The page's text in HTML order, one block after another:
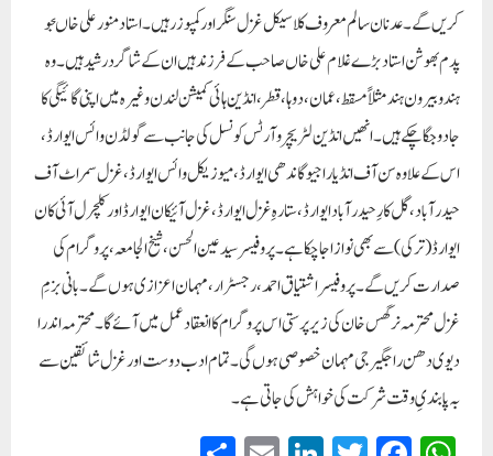
کریں گے۔ عدنان سالم معروف کلاسیکل غزل سنگر اور کمپوزر ہیں۔ استاد منور علی خاںجو
پدم بھوشن استاد بڑے غلام علی خاں صاحب کے فرزند ہیں ان کے شاگرد رشید ہیں ۔ وہ
ہندوبیرون ہند مثلاً مسقط، عمان ،دوہا، قطر،انڈین ہائی کمیشن لندن وغیرہ میں اپنی گائیگی کا
جادو جگا چکے ہیں۔ انھیں انڈین لٹریچر و آرٹس کونسل کی جانب سے گولڈن وائس ایوارڈ،
اس کے علاوہ سن آف انڈیا راجیو گاندھی ایوارڈ، میوزیکل وائس ایوارڈ،غزل سمراٹ آف
حیدرآباد، گل کارِ حیدرآباد ایوارڈ، ستارہِ غزل ایوارڈ،غزل آئیکان ایوارڈ اور کلچرل آئی کان
ایوارڈ (ترکی ) سے بھی نوازا جا چکا ہے۔ پروفیسرسید عین الحسن ، شیخ الجامعہ ، پروگرام کی
صدارت کریں گے۔ پروفیسر اشتیاق احمد، رجسٹرار، مہمان اعزازی ہوں گے۔ بانی بزمِ
غزل محترمہ نرگس خان کی زیر پرستی اس پروگرام کا انعقاد عمل میں آئے گا۔ محترمہ اندرا
دیوی دھن راجگیرجی مہمان خصوصی ہوں گی۔ تمام ادب دوست اور غزل شائقین سے
بہ پابندیِ وقت شرکت کی خواہش کی جاتی ہے۔